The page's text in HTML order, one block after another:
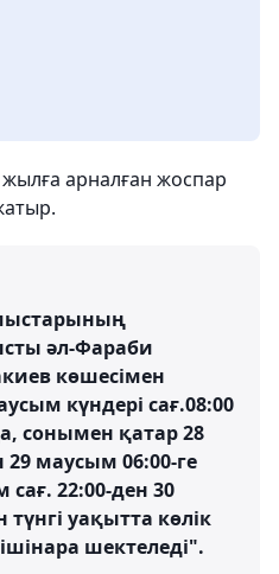
арналған жоспар
әл-Фараби
көшесімен
күндері сағ.08:00
сонымен қатар 28
29 маусым 06:00-ге
22:00-ден 30
уақытта көлік
шектеледі".